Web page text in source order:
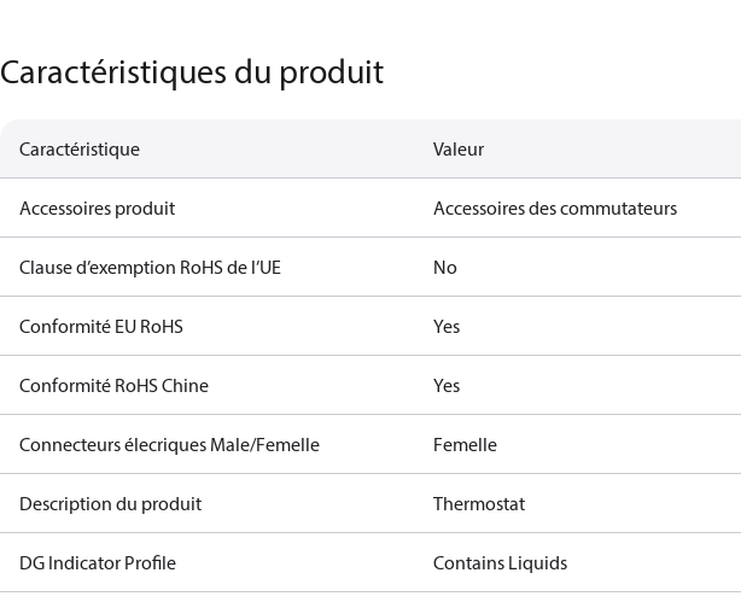
Caractéristiques du produit
Caractéristique Valeur
Accessoires produit Accessoires des commutateurs
Clause d’exemption RoHS de l’UE No
Conformité EU RoHS Yes
Conformité RoHS Chine Yes
Connecteurs élecriques Male/Femelle Femelle
Description du produit Thermostat
DG Indicator Profile Contains Liquids